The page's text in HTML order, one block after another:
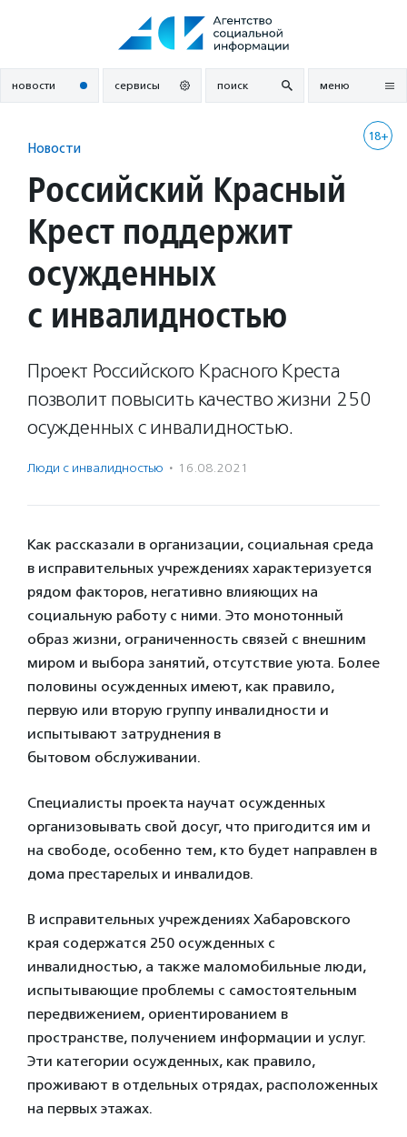
новости сервисы поиск меню
18+
Новости
Российский Красный
Крест поддержит
осужденных
с инвалидностью
Проект Российского Красного Креста
позволит повысить качество жизни 250
осужденных с инвалидностью.
Люди с инвалидностью · 16.08.2021
Как рассказали в организации, социальная среда
в исправительных учреждениях характеризуется
рядом факторов, негативно влияющих на
социальную работу с ними. Это монотонный
образ жизни, ограниченность связей с внешним
миром и выбора занятий, отсутствие уюта. Более
половины осужденных имеют, как правило,
первую или вторую группу инвалидности и
испытывают затруднения в
бытовом обслуживании.
Специалисты проекта научат осужденных
организовывать свой досуг, что пригодится им и
на свободе, особенно тем, кто будет направлен в
дома престарелых и инвалидов.
В исправительных учреждениях Хабаровского
края содержатся 250 осужденных с
инвалидностью, а также маломобильные люди,
испытывающие проблемы с самостоятельным
передвижением, ориентированием в
пространстве, получением информации и услуг.
Эти категории осужденных, как правило,
проживают в отдельных отрядах, расположенных
на первых этажах.